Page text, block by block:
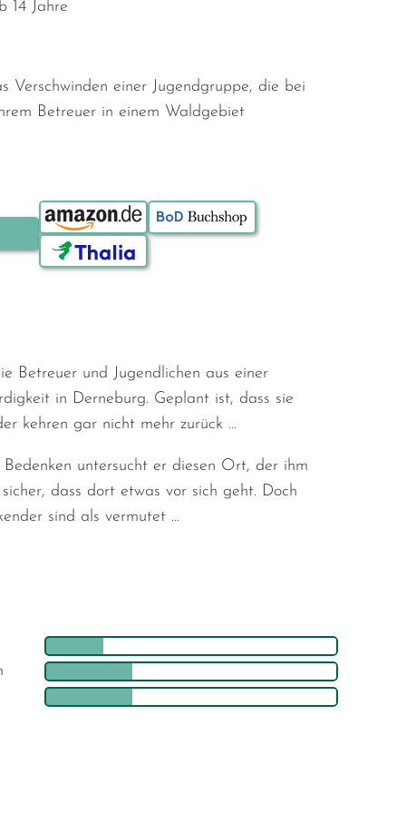
14 Jahre
Verschwinden einer Jugendgruppe, die bei
Betreuer in einem Waldgebiet
Bestellen über:
Betreuer und Jugendlichen aus einer
in Derneburg. Geplant ist, dass sie
kehren gar nicht mehr zurück …
untersucht er diesen Ort, der ihm
dass dort etwas vor sich geht. Doch
sind als vermutet …